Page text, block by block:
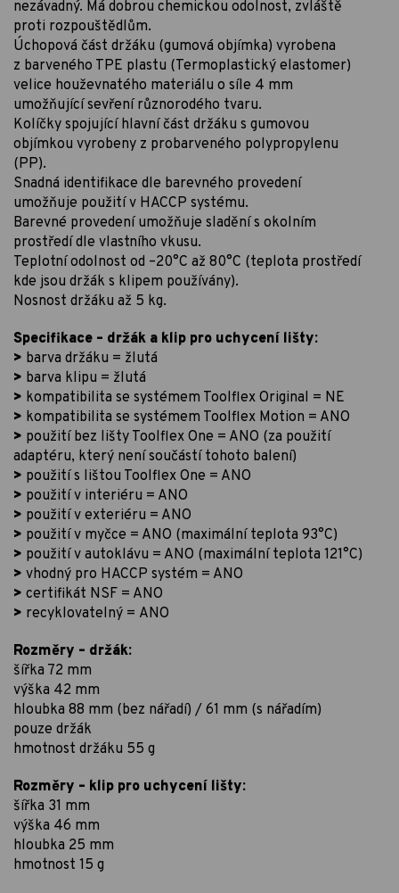
nezávadný. Má dobrou chemickou odolnost, zvláště
proti rozpouštědlům.
Úchopová část držáku (gumová objímka) vyrobena
z barveného TPE plastu (Termoplastický elastomer)
velice houževnatého materiálu o síle 4 mm
umožňující sevření různorodého tvaru.
Kolíčky spojující hlavní část držáku s gumovou
objímkou vyrobeny z probarveného polypropylenu
(PP).
Snadná identifikace dle barevného provedení
umožňuje použití v HACCP systému.
Barevné provedení umožňuje sladění s okolním
prostředí dle vlastního vkusu.
Teplotní odolnost od –20°C až 80°C (teplota prostředí
kde jsou držák s klipem používány).
Nosnost držáku až 5 kg.
Specifikace – držák a klip pro uchycení lišty:
> barva držáku = žlutá
> barva klipu = žlutá
> kompatibilita se systémem Toolflex Original = NE
> kompatibilita se systémem Toolflex Motion = ANO
> použití bez lišty Toolflex One = ANO (za použití
adaptéru, který není součástí tohoto balení)
> použití s lištou Toolflex One = ANO
> použití v interiéru = ANO
> použití v exteriéru = ANO
> použití v myčce = ANO (maximální teplota 93°C)
> použití v autoklávu = ANO (maximální teplota 121°C)
> vhodný pro HACCP systém = ANO
> certifikát NSF = ANO
> recyklovatelný = ANO
Rozměry – držák:
šířka 72 mm
výška 42 mm
hloubka 88 mm (bez nářadí) / 61 mm (s nářadím)
pouze držák
hmotnost držáku 55 g
Rozměry – klip pro uchycení lišty:
šířka 31 mm
výška 46 mm
hloubka 25 mm
hmotnost 15 g